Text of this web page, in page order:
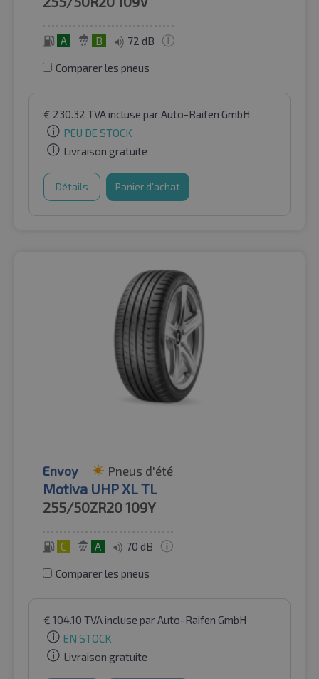
A B 72 dB
Comparer les pneus
€ 230.32 TVA incluse par Auto-Raifen GmbH
PEU DE STOCK
Livraison gratuite
Détails Panier d'achat
Envoy Pneus d'été
Motiva UHP XL TL
255/50ZR20109Y
C A 70 dB
Comparer les pneus
€ 104.10 TVA incluse par Auto-Raifen GmbH
EN STOCK
Livraison gratuite